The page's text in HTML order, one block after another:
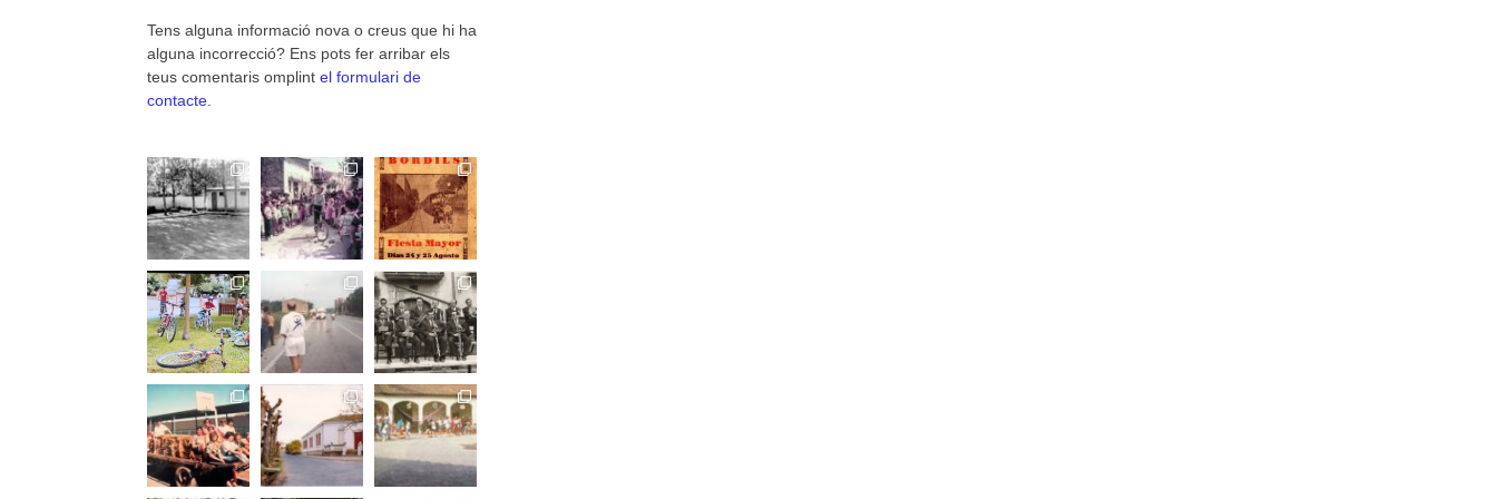
Tens alguna informació nova o creus que hi ha
alguna incorrecció? Ens pots fer arribar els
teus comentaris omplint el formulari de
contacte